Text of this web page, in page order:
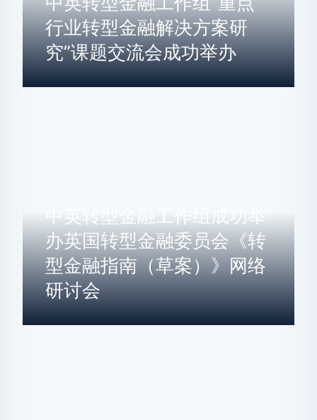
行业转型金融解决方案研
究”课题交流会成功举办
中英转型金融工作组成功举
办英国转型金融委员会《转
型金融指南（草案）》网络
研讨会